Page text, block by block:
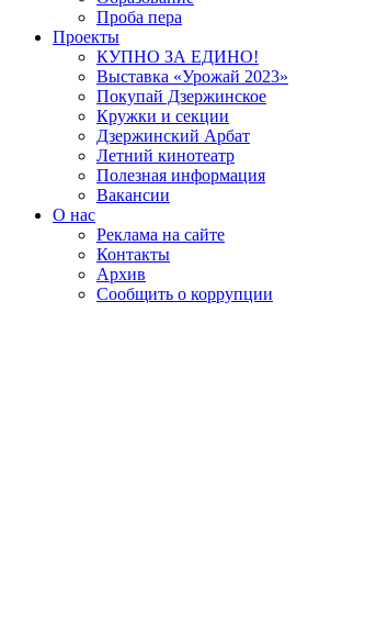
Проба пера
Проекты
КУПНО ЗА ЕДИНО!
Выставка «Урожай 2023»
Покупай Дзержинское
Кружки и секции
Дзержинский Арбат
Летний кинотеатр
Полезная информация
Вакансии
О нас
Реклама на сайте
Контакты
Архив
Сообщить о коррупции